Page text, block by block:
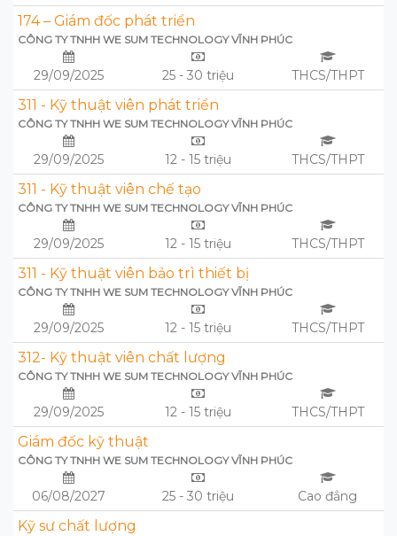
174 – Giám đốc phát triển
CÔNG TY TNHH WE SUM TECHNOLOGY VĨNH PHÚC
29/09/2025 25 - 30 triệu THCS/THPT
311 - Kỹ thuật viên phát triển
CÔNG TY TNHH WE SUM TECHNOLOGY VĨNH PHÚC
29/09/2025 12 - 15 triệu THCS/THPT
311 - Kỹ thuật viên chế tạo
CÔNG TY TNHH WE SUM TECHNOLOGY VĨNH PHÚC
29/09/2025 12 - 15 triệu THCS/THPT
311 - Kỹ thuật viên bảo trì thiết bị
CÔNG TY TNHH WE SUM TECHNOLOGY VĨNH PHÚC
29/09/2025 12 - 15 triệu THCS/THPT
312- Kỹ thuật viên chất lượng
CÔNG TY TNHH WE SUM TECHNOLOGY VĨNH PHÚC
29/09/2025 12 - 15 triệu THCS/THPT
Giám đốc kỹ thuật
CÔNG TY TNHH WE SUM TECHNOLOGY VĨNH PHÚC
06/08/2027 25 - 30 triệu Cao đẳng
Kỹ sư chất lượng